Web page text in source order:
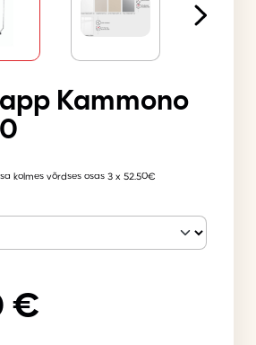
Kammono
kolmes võrdses osas 3 x 52.50€
€